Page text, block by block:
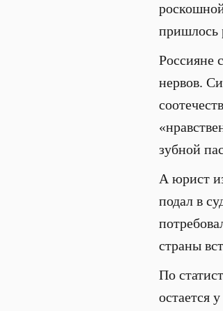
пришлось
Россияне
нервов.
зубной
А юрист
подал в
страны
По
остается